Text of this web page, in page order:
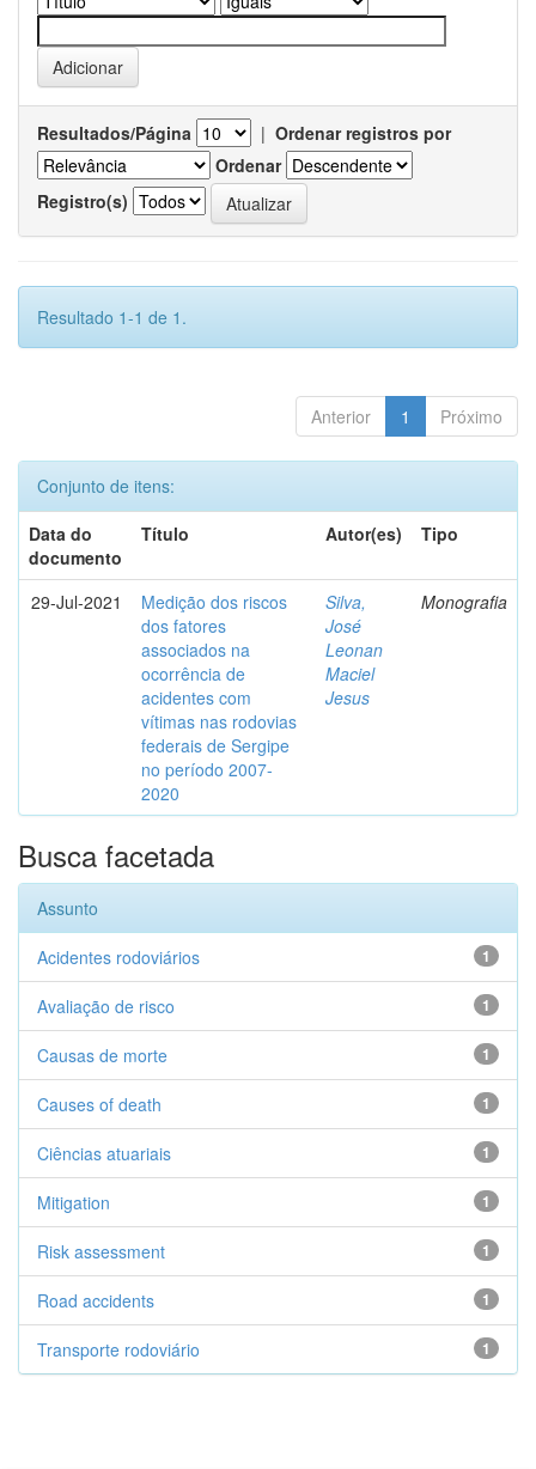
Resultados/Página | Ordenar registros por
Ordenar
Registro(s)
Resultado 1-1 de 1.
Anterior 1 Próximo
Conjunto de itens:
Data do
documento
Título Autor(es) Tipo
29-Jul-2021
Medição dos riscos
dos fatores
associados na
ocorrência de
acidentes com
vítimas nas rodovias
federais de Sergipe
no período 2007-
2020
Silva,
José
Leonan
Maciel
Jesus
Monografia
Busca facetada
Assunto
1
Acidentes rodoviários
1
Avaliação de risco
1
Causas de morte
1
Causes of death
1
Ciências atuariais
1
Mitigation
1
Risk assessment
1
Road accidents
1
Transporte rodoviário